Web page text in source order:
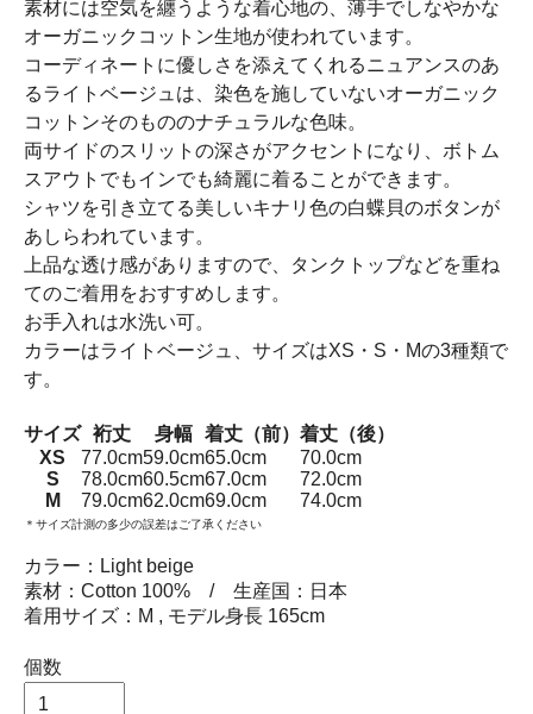
素材には空気を纏うような着心地の、薄手でしなやかな
オーガニックコットン生地が使われています。
コーディネートに優しさを添えてくれるニュアンスのあ
るライトベージュは、染色を施していないオーガニック
コットンそのもののナチュラルな色味。
両サイドのスリットの深さがアクセントになり、ボトム
スアウトでもインでも綺麗に着ることができます。
シャツを引き立てる美しいキナリ色の白蝶貝のボタンが
あしらわれています。
上品な透け感がありますので、タンクトップなどを重ね
てのご着用をおすすめします。
お手入れは水洗い可。
カラーはライトベージュ、サイズはXS・S・Mの3種類で
す。
サイズ 裄丈 身幅 着丈（前） 着丈（後）
XS
77.0cm59.0cm65.0cm
70.0cm
S
78.0cm60.5cm67.0cm
72.0cm
M
79.0cm62.0cm69.0cm 74.0cm
＊サイズ計測の多少の誤差はご了承ください
カラー：Light beige
素材：Cotton 100% / 生産国：日本
着用サイズ：M , モデル身長 165cm
個数